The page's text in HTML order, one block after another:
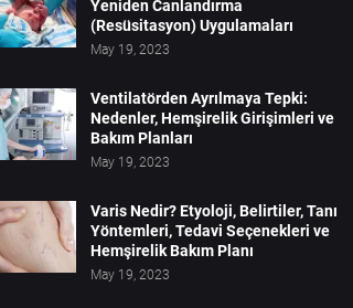
Yeniden Canlandırma
(Resüsitasyon) Uygulamaları
May 19, 2023
Ventilatörden Ayrılmaya Tepki:
Nedenler, Hemşirelik Girişimleri ve
Bakım Planları
May 19, 2023
Varis Nedir? Etyoloji, Belirtiler, Tanı
Yöntemleri, Tedavi Seçenekleri ve
Hemşirelik Bakım Planı
May 19, 2023